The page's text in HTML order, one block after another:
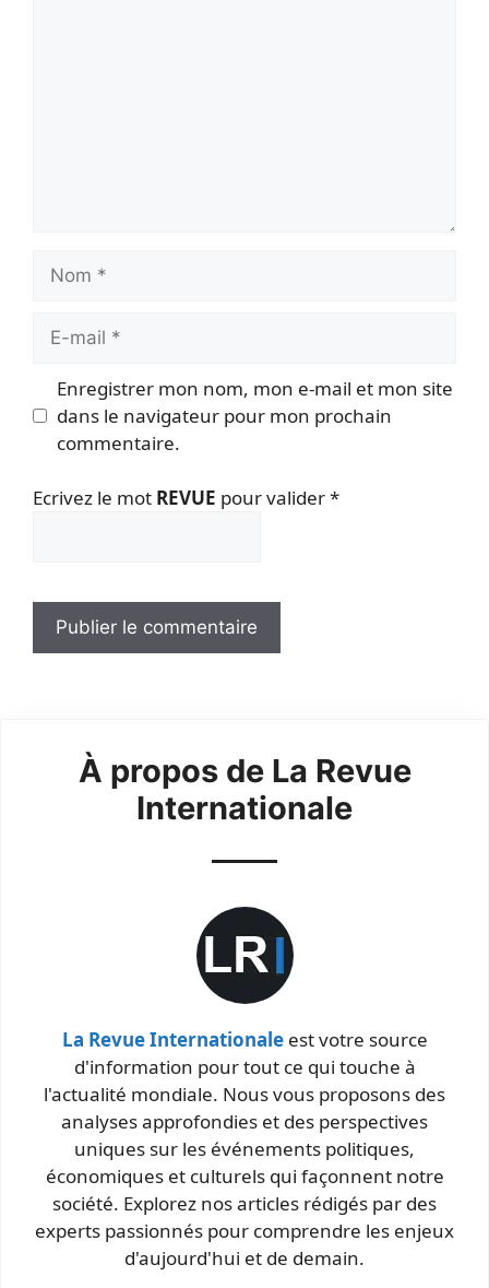
mail
Enregistrer mon nom, mon e-mail et mon site
dans le navigateur pour mon prochain
commentaire.
Ecrivez le mot REVUE pour valider*
À propos de La Revue
Internationale
La Revue Internationaleest votre source
d'information pour tout ce qui touche à
l'actualité mondiale. Nous vous proposons des
analyses approfondies et des perspectives
uniques sur les événements politiques,
économiques et culturels qui façonnent notre
société. Explorez nos articles rédigés par des
experts passionnés pour comprendre les enjeux
d'aujourd'hui et de demain.